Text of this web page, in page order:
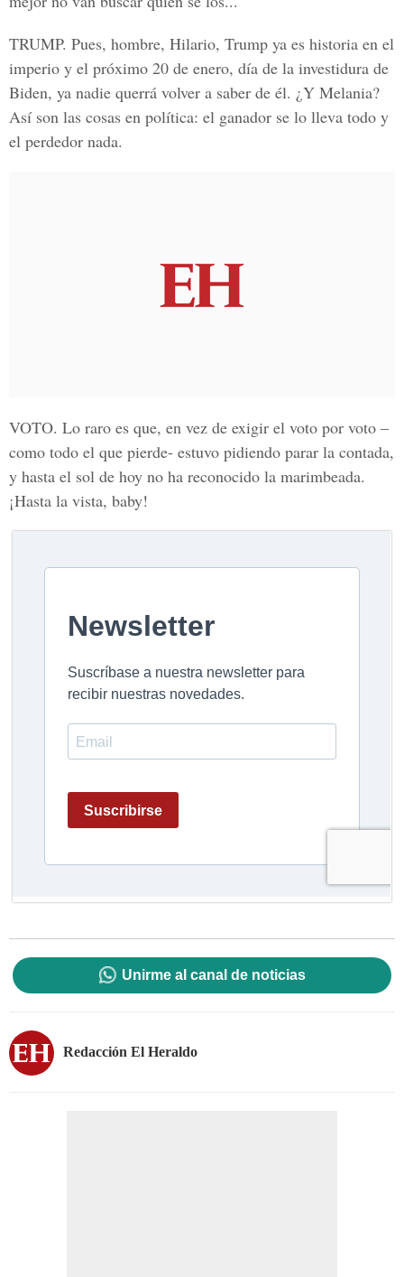
TRUMP. Pues, hombre, Hilario, Trump ya es historia en el
imperio y el próximo 20 de enero, día de la investidura de
Biden, ya nadie querrá volver a saber de él. ¿Y Melania?
Así son las cosas en política: el ganador se lo lleva todo y
el perdedor nada.
VOTO. Lo raro es que, en vez de exigir el voto por voto –
como todo el que pierde- estuvo pidiendo parar la contada,
y hasta el sol de hoy no ha reconocido la marimbeada.
¡Hasta la vista, baby!
Unirme al canal de noticias
Redacción El Heraldo